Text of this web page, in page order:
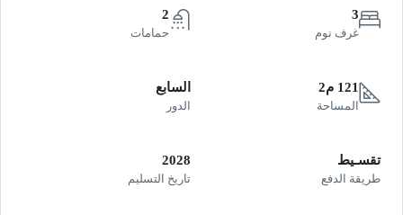
3
غرف نوم
2
حمامات
121 م2
المساحة
السابع
الدور
تقسـيط
طريقة الدفع
2028
تاريخ التسليم